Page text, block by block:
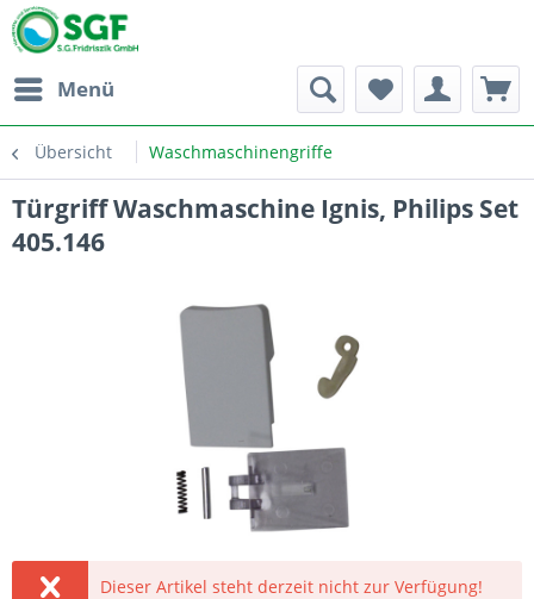
Menü
Übersicht Waschmaschinengriffe
Türgriff Waschmaschine Ignis, Philips Set
405.146
Dieser Artikel steht derzeit nicht zur Verfügung!